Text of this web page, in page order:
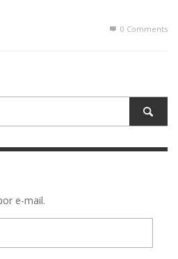
0 Comments
e-mail.